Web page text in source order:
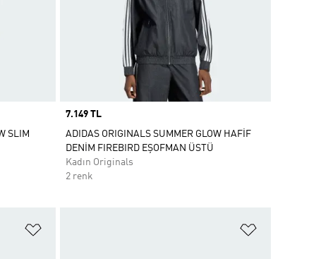
SLIM
Price
7.149 TL
ADIDAS ORIGINALS SUMMER GLOW HAFİF
DENİM FIREBIRD EŞOFMAN ÜSTÜ
Kadın Originals
2 renk